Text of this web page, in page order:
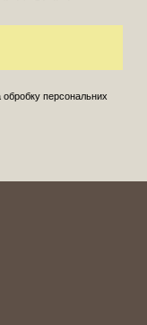
обробку персональних